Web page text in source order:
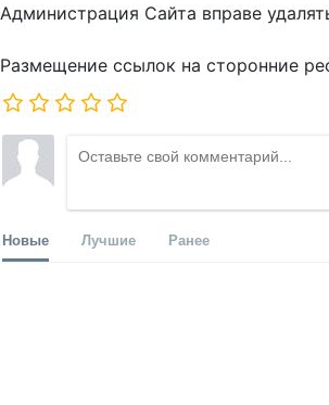
Администрация Сайта вправе
Размещение ссылок на сторонние
Новые Лучшие Ранее